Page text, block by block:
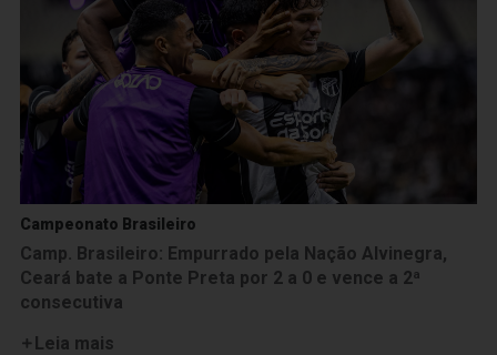
Campeonato Brasileiro
Camp. Brasileiro: Empurrado pela Nação Alvinegra,
Ceará bate a Ponte Preta por 2 a 0 e vence a 2ª
consecutiva
Leia mais